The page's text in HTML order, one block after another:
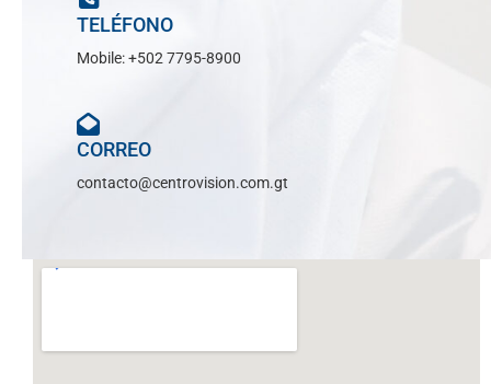
TELÉFONO
Mobile: +502 7795-8900
CORREO
contacto@centrovision.com.gt